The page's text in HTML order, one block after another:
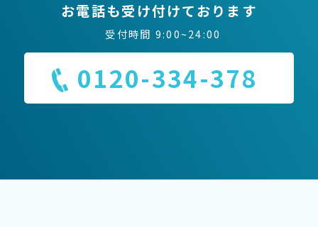
お電話も受け付けております
受付時間 9:00~24:00
0120-334-378